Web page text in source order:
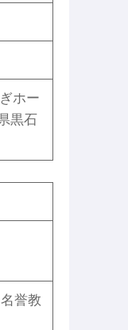
ホー
黒石
誉教